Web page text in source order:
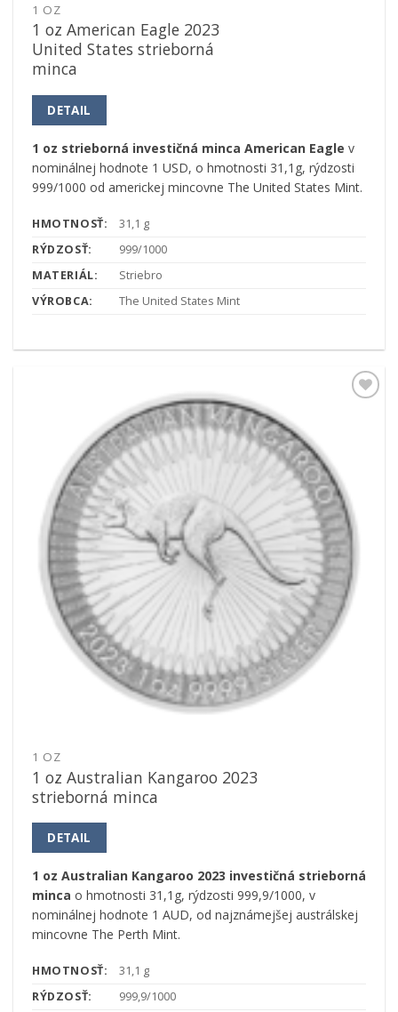
1 OZ
1 oz American Eagle 2023
United States strieborná
minca
DETAIL
1 oz strieborná investičná minca American Eagle v
nominálnej hodnote 1 USD, o hmotnosti 31,1g, rýdzosti
999/1000 od americkej mincovne The United States Mint.
HMOTNOSŤ:
31,1 g
RÝDZOSŤ:
999/1000
MATERIÁL:
Striebro
VÝROBCA:
The United States Mint
1 OZ
1 oz Australian Kangaroo 2023
strieborná minca
DETAIL
1 oz Australian Kangaroo 2023 investičná strieborná
minca o hmotnosti 31,1g, rýdzosti 999,9/1000, v
nominálnej hodnote 1 AUD, od najznámejšej austrálskej
mincovne The Perth Mint.
HMOTNOSŤ:
31,1 g
RÝDZOSŤ:
999,9/1000